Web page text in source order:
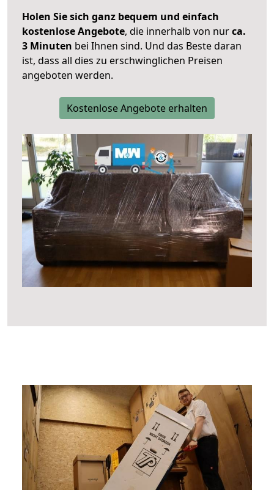
Holen Sie sich ganz bequem und einfach
kostenlose Angebote, die innerhalb von nurca.
3 Minuten bei Ihnen sind. Und das Beste daran
ist, dass all dies zu erschwinglichen Preisen
angeboten werden.
Kostenlose Angebote erhalten